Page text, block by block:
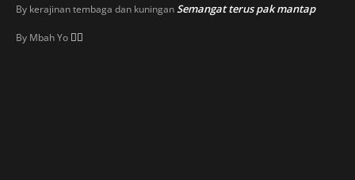
By kerajinan tembaga dan kuninganSemangat terus pak mantap
By Mbah Yo 👍🏼